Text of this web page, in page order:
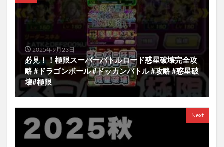
2025年9月23日
必見！！極限スーパーバトルロード惑星破壊完全攻
略 #ドラゴンボール #ドッカンバトル #攻略 #惑星破
壊#極限
Next